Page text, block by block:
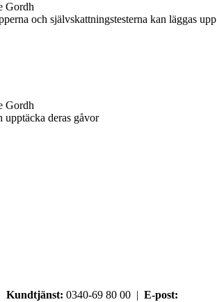
Gordh
och självskattningstesterna kan läggas upp
Gordh
deras gåvor
Kundtjänst: 0340-69 80 00 | E-post: